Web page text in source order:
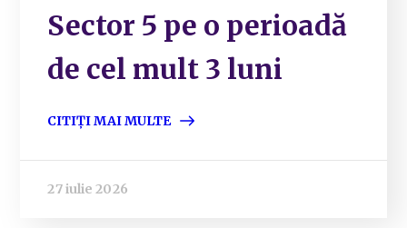
Sector 5 pe o perioadă
de cel mult 3 luni
CITIȚI MAI MULTE
27 iulie 2026